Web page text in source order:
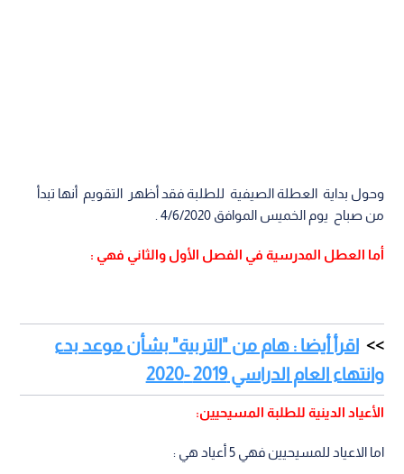
وحول بداية العطلة الصيفية للطلبة فقد أظهر التقويم أنها تبدأ
من صباح يوم الخميس الموافق 4/6/2020 .
أما العطل المدرسية في الفصل الأول والثاني فهي :
اقرأ أيضا : هام من "التربية" بشأن موعد بدء
وانتهاء العام الدراسي 2019 -2020
الأعياد الدينية للطلبة المسيحيين:
اما الاعياد للمسيحيين فهي 5 أعياد هي :